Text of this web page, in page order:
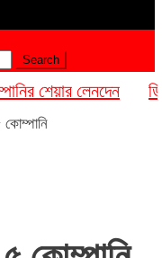
শেয়ার লেনদেন
কোম্পানি